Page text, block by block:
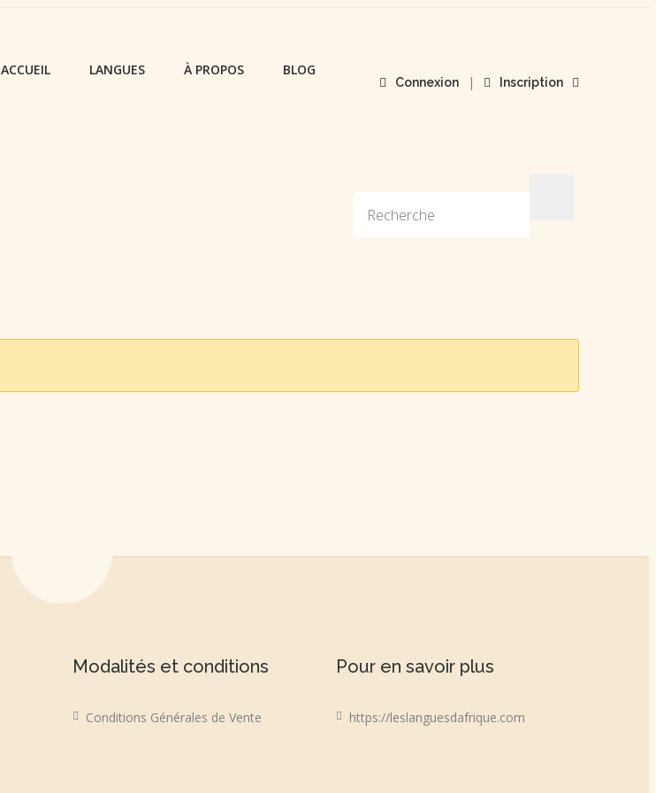
Connexion | Inscription
ACCUEIL LANGUES À PROPOS BLOG
Modalités et conditions
Conditions Générales de Vente
Pour en savoir plus
https://leslanguesdafrique.com